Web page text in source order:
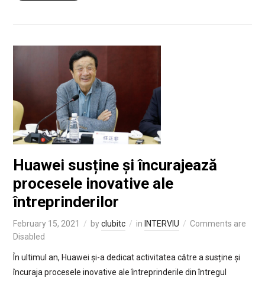
Huawei susține și încurajează
procesele inovative ale
întreprinderilor
February 15, 2021 byclubitc in INTERVIU
Comments are
Disabled
În ultimul an, Huawei și-a dedicat activitatea către a susține și
încuraja procesele inovative ale întreprinderile din întregul